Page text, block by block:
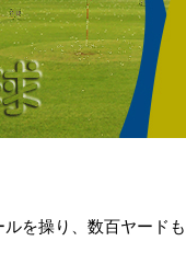
を操り、数百ヤード